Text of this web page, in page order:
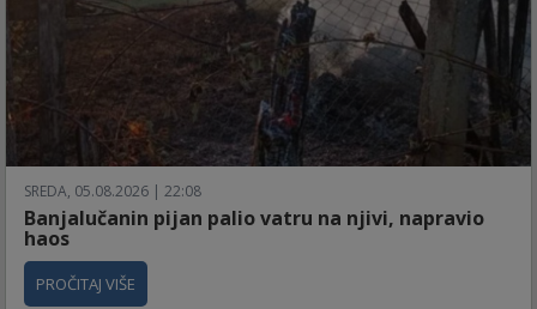
SREDA, 05.08.2026 | 22:08
Banjalučanin pijan palio vatru na njivi, napravio
haos
PROČITAJ VIŠE